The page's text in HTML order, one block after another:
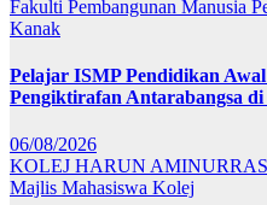
Fakulti Pembangunan Manusia
Kanak
Pelajar ISMP Pendidikan
Pengiktirafan Antarabangsa
06/08/2026
KOLEJ HARUN
Majlis Mahasiswa Kolej